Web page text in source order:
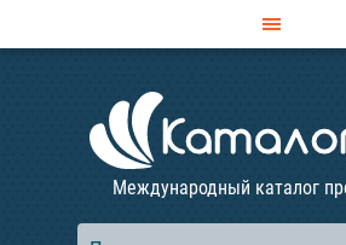
Международный каталог